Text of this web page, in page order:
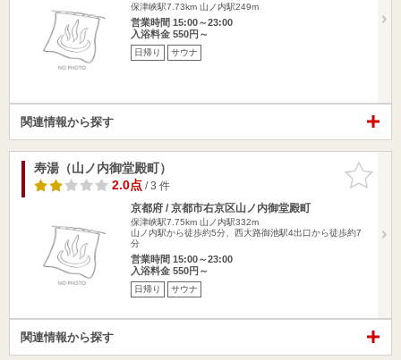
保津峡駅7.73km 山ノ内駅249m
営業時間 15:00～23:00
入浴料金 550円～
日帰り サウナ
関連情報から探す
お気に入
りに追加
寿湯（山ノ内御堂殿町）
2.0点/ 3 件
京都府 / 京都市右京区山ノ内御堂殿町
保津峡駅7.75km 山ノ内駅332m
山ノ内駅から徒歩約5分、西大路御池駅4出口から徒歩約7
分
営業時間 15:00～23:00
入浴料金 550円～
日帰り サウナ
関連情報から探す